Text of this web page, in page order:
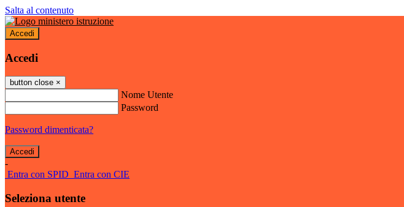
Salta al contenuto
Accedi
Accedi
button close ×
Nome Utente
Password
Password dimenticata?
-
Entra con SPID Entra con CIE
Seleziona utente